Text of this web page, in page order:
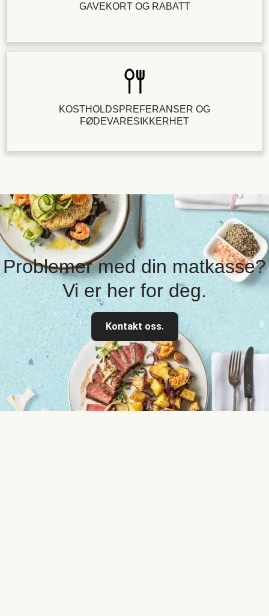
GAVEKORT OG RABATT
KOSTHOLDSPREFERANSER OG
FØDEVARESIKKERHET
Problemer med din matkasse?
Vi er her for deg.
Kontakt oss.